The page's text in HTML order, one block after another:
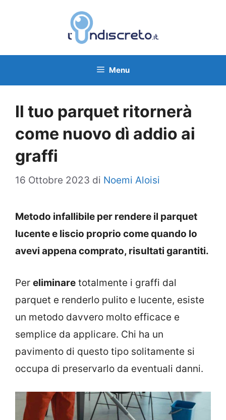
Menu
Il tuo parquet ritornerà
come nuovo dì addio ai
graffi
16 Ottobre 2023 di Noemi Aloisi
Metodo infallibile per rendere il parquet
lucente e liscio proprio come quando lo
avevi appena comprato, risultati garantiti.
Per eliminare totalmente i graffi dal
parquet e renderlo pulito e lucente, esiste
un metodo davvero molto efficace e
semplice da applicare. Chi ha un
pavimento di questo tipo solitamente si
occupa di preservarlo da eventuali danni.